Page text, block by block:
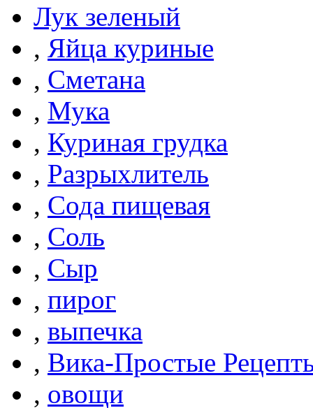
Лук зеленый
, Яйца куриные
, Сметана
, Мука
, Куриная грудка
, Разрыхлитель
, Сода пищевая
, Соль
, Сыр
, пирог
, выпечка
, Вика-Простые
, овощи